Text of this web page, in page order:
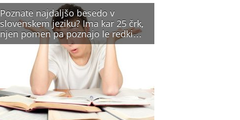
Poznate najdaljšo besedo v
slovenskem jeziku? Ima kar 25 črk,
njen pomen pa poznajo le redki…